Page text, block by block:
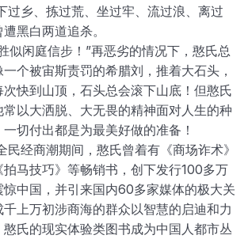
过乡、拣过荒、坐过牢、流过浪、离过
黑白两道追杀。
似闲庭信步！”再恶劣的情况下，憨氏总
个被宙斯责罚的希腊刘，推着大石头，
快到山顶，石头总会滚下山底！但憨氏
以大洒脱、大无畏的精神面对人生的种
切付出都是为最美好做的准备！
经商潮期间，憨氏曾着有《商场诈术》
拍马技巧》等畅销书，创下发行100多万
中国，并引来国内60多家媒体的极大关
上万初涉商海的群众以智慧的启迪和力
氏的现实体验类图书成为中国人都市丛